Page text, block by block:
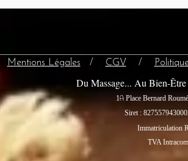
Du Massage... Au Bien-
1A Place Bernard
Siret :
Immatriculation
TVA
Mentions Légales / CGV /